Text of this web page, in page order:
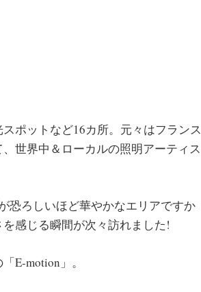
ポットなど16カ所。元々はフランス
世界中＆ローカルの照明アーティス
恐ろしいほど華やかなエリアですか
感じる瞬間が次々訪れました!
E-motion」。